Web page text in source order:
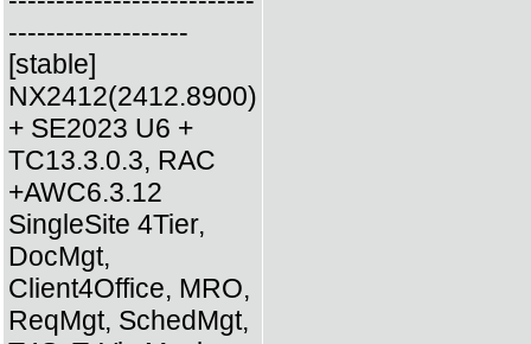
-------------------
[stable]
NX2412(2412.8900)
+ SE2023 U6 +
TC13.3.0.3, RAC
+AWC6.3.12
SingleSite 4Tier,
DocMgt,
Client4Office, MRO,
ReqMgt, SchedMgt,